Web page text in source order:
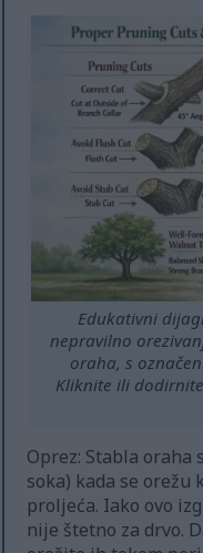
Edukativni
nepravilno
oraha, s
Kliknite ili
Oprez: Stabla
soka) kada se
proljeća. Iako ovo
nije štetno za drvo.